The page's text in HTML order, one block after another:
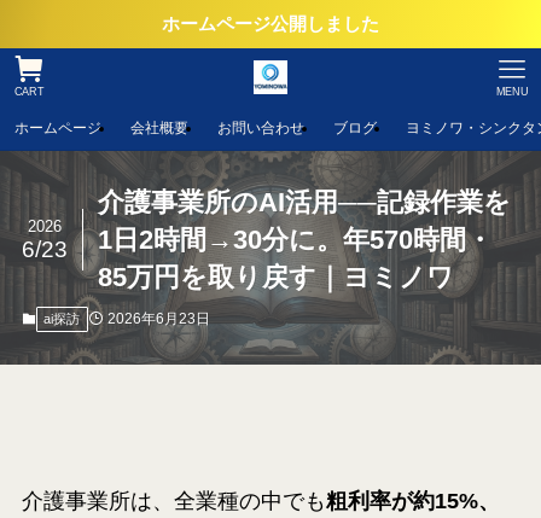
ホームページ公開しました
CART MENU
ホームページ 会社概要 お問い合わせ ブログ ヨミノワ・シンクタ
介護事業所のAI活用──記録作業を
1日2時間→30分に。年570時間・
85万円を取り戻す｜ヨミノワ
2026
6/23
ai探訪 2026年6月23日
介護事業所は、全業種の中でも粗利率が約15%、